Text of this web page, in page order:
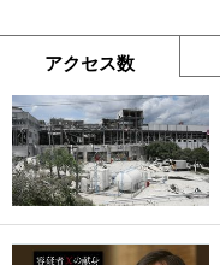
アクセス数